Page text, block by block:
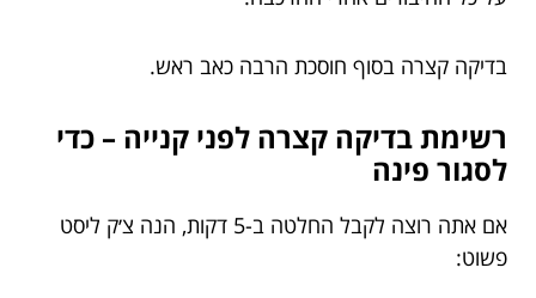
בדיקה קצרה בסוף חוסכת הרבה כאב ראש.
רשימת בדיקה קצרה לפני קנייה – כדי
לסגור פינה
אם אתה רוצה לקבל החלטה ב-5 דקות, הנה צ׳ק ליסט
פשוט: